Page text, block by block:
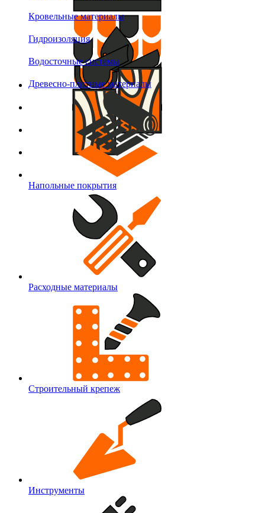
Кровельные материалы
Гидроизоляция
Водосточные системы
Древесно-плитные материалы
Напольные покрытия
Расходные материалы
Строительный крепеж
Инструменты